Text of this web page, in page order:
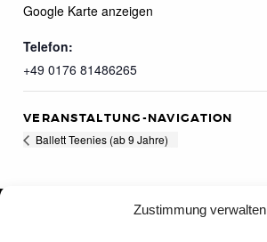
Zustimmung verwalten
Google Karte anzeigen
Telefon:
+49 0176 81486265
VERANSTALTUNG-NAVIGATION
Ballett Teenies (ab 9 Jahre)